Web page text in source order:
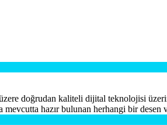
doğrudan kaliteli dijital teknolojisi
hazır bulunan herhangi bir desen